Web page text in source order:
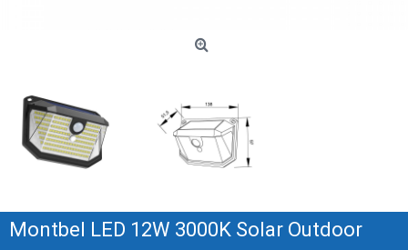
Montbel LED 12W 3000K Solar Outdoor